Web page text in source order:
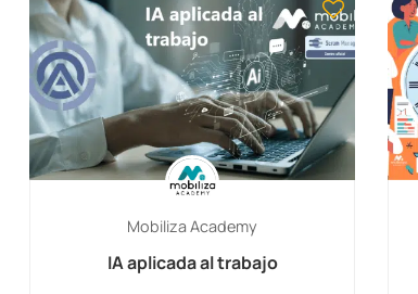
Mobiliza Academy
IA aplicada al trabajo